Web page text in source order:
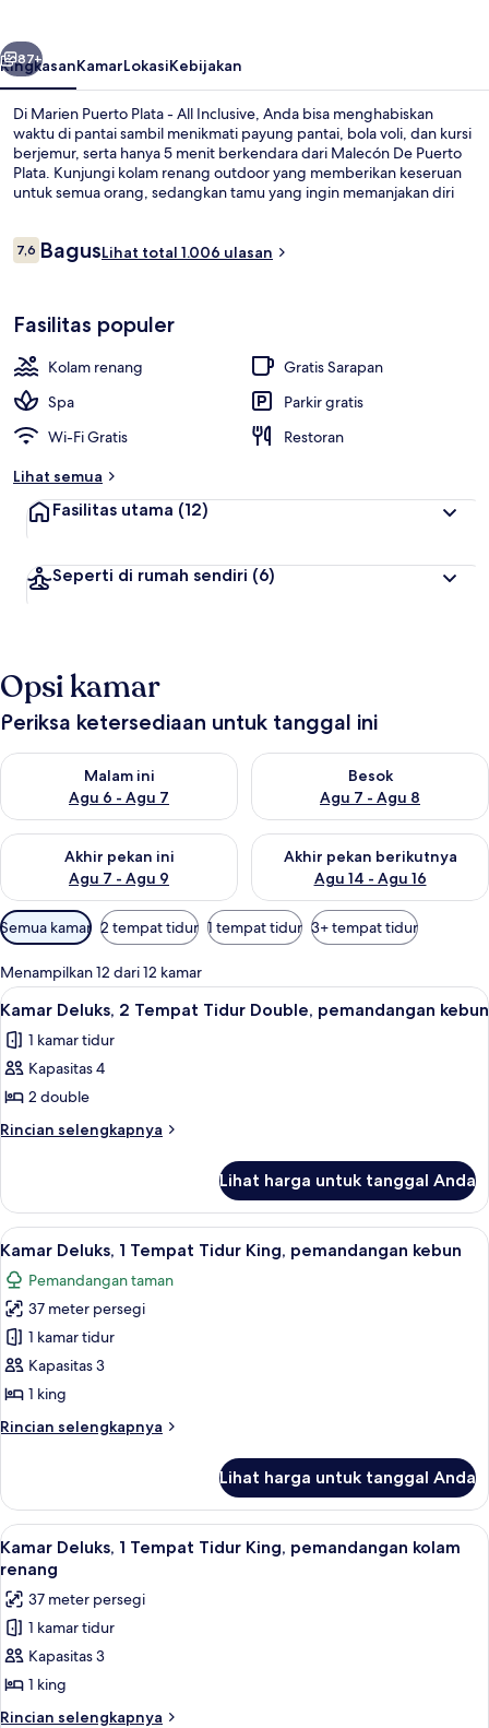
Inclusive
Berikutnya
87+
RingkasanKamarLokasiKebijakan
Di Marien Puerto Plata - All Inclusive, Anda bisa menghabiskan
waktu di pantai sambil menikmati payung pantai, bola voli, dan kursi
berjemur, serta hanya 5 menit berkendara dari Malecón De Puerto
Plata. Kunjungi kolam renang outdoor yang memberikan keseruan
untuk semua orang, sedangkan tamu yang ingin memanjakan diri
bar/lounge adalah tempat yang sempurna untuk menikmati
Ulasan
7,67,6 dari 10
BagusLihat total 1.006 ulasan
Fasilitas populer
Kolam renang
Gratis Sarapan
Spa
Parkir gratis
Wi-Fi Gratis
Restoran
Lihat semua
Fasilitas utama (12)
Seperti di rumah sendiri (6)
Opsi kamar
Periksa ketersediaan untuk tanggal ini
Malam ini
Agu 6 - Agu 7
Periksa ketersediaan untuk malam ini Agu 6 - Agu 7
Besok
Agu 7 - Agu 8
Periksa ketersediaan untuk
Akhir pekan ini
Agu 7 - Agu 9
Periksa ketersediaan untuk akhir pekan ini Agu 7 - Agu 9
Akhir pekan berikutnya
Agu 14 - Agu 16
Periksa ketersediaan untuk
Filter
tersedia
untuk
kamar
Semua kamar 2 tempat tidur 1 tempat tidur 3+ tempat tidur
Menampilkan 12 dari 12 kamar
Lihat
semua
foto
untuk
Kamar
Deluks,
Tidur
Double,
pemandangan
kebun
Isi minibar gratis, brankas, dan tirai
4
Kamar Deluks, 2 Tempat Tidur Double, pemandangan kebun
1 kamar tidur
Kapasitas 4
2 double
Rincian selengkapnya
Rincian
Kamar
Deluks,
2
Tempat
Tidur
Double,
pemandangan
kebun
Lihat harga untuk tanggal Anda
Lihat
semua
foto
untuk
Kamar
Deluks,
1
Tidur
kebun
Isi minibar gratis, brankas, dan tirai
6
Kamar Deluks, 1 Tempat Tidur King, pemandangan kebun
Pemandangan taman
37 meter persegi
1 kamar tidur
Kapasitas 3
1 king
Rincian selengkapnya
Rincian
Kamar
Deluks,
1
Tempat
King,
pemandangan
kebun
Lihat harga untuk tanggal Anda
Lihat
semua
foto
untuk
Kamar
Deluks,
1
Tempat
Isi minibar gratis, brankas, dan tirai
4
Kamar Deluks, 1 Tempat Tidur King, pemandangan kolam
renang
37 meter persegi
1 kamar tidur
Kapasitas 3
1 king
Rincian selengkapnya
Rincian